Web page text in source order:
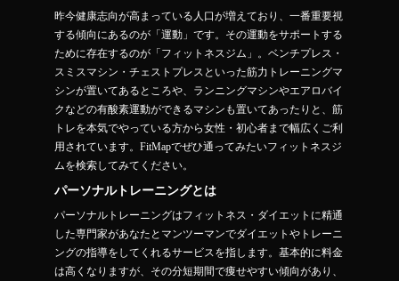
昨今健康志向が高まっている人口が増えており、一番重要視
する傾向にあるのが「運動」です。その運動をサポートする
ために存在するのが「フィットネスジム」。ベンチプレス・
スミスマシン・チェストプレスといった筋力トレーニングマ
シンが置いてあるところや、ランニングマシンやエアロバイ
クなどの有酸素運動ができるマシンも置いてあったりと、筋
トレを本気でやっている方から女性・初心者まで幅広くご利
用されています。FitMapでぜひ通ってみたいフィットネスジ
ムを検索してみてください。
パーソナルトレーニングとは
パーソナルトレーニングはフィットネス・ダイエットに精通
した専門家があなたとマンツーマンでダイエットやトレーニ
ングの指導をしてくれるサービスを指します。基本的に料金
は高くなりますが、その分短期間で痩せやすい傾向があり、